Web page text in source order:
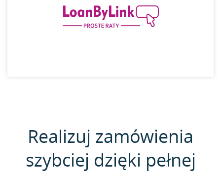
Realizuj zamówienia
szybciej dzięki pełnej